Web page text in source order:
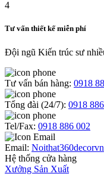
Tư vấn thiết kế miễn phí
Đội ngũ Kiến trúc sư
Tư vấn bán hàng: 0918
Tổng đài (24/7): 0918
Tel/Fax: 0918 886 002
Email:
Hệ thống cửa hàng
Xưởng Sản Xuất